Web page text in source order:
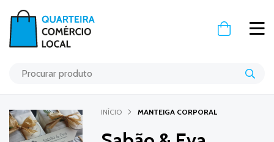
O Meu
INÍCIO MANTEIGA CORPORAL